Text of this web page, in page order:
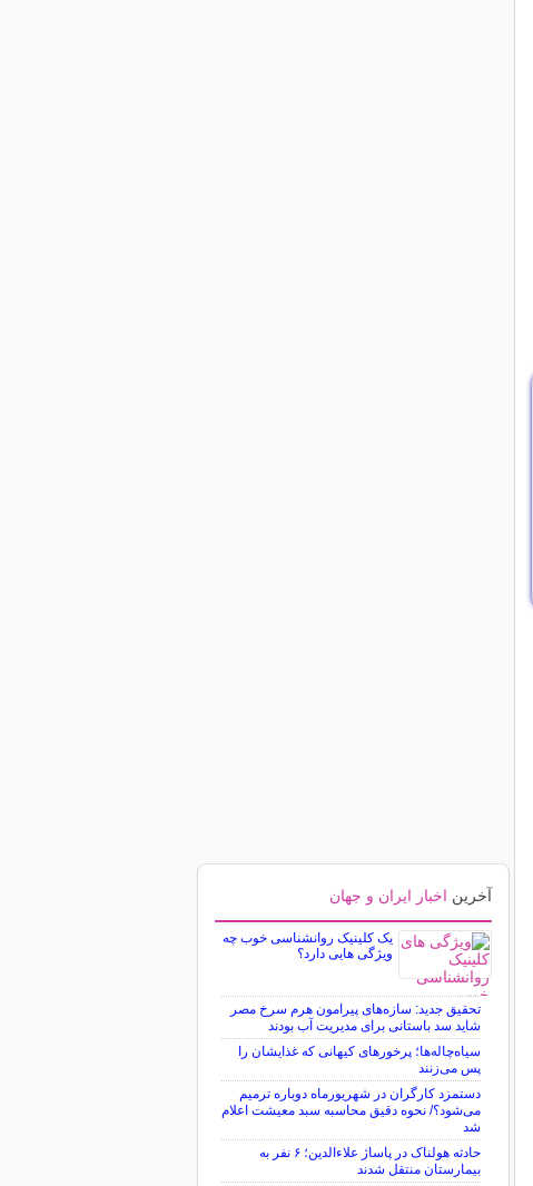
آخرین اخبار ایران و جهان
یک کلینیک روانشناسی خوب چه
ویژگی هایی دارد؟
تحقیق جدید: سازه‌های پیرامون هرم سرخ مصر
شاید سد باستانی برای مدیریت آب بودند
سیاه‌چاله‌ها؛ پرخورهای کیهانی که غذایشان را
پس می‌زنند
دستمزد کارگران در شهریورماه دوباره ترمیم
می‌شود؟/ نحوه دقیق محاسبه سبد معیشت اعلام
شد
حادثه هولناک در پاساژ علاءالدین؛ ۶ نفر به
بیمارستان منتقل شدند